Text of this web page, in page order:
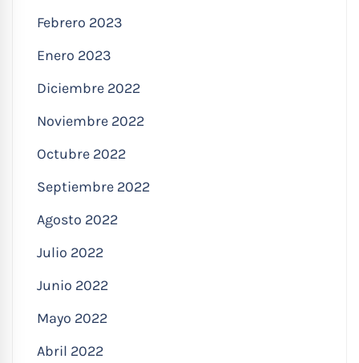
Febrero 2023
Enero 2023
Diciembre 2022
Noviembre 2022
Octubre 2022
Septiembre 2022
Agosto 2022
Julio 2022
Junio 2022
Mayo 2022
Abril 2022